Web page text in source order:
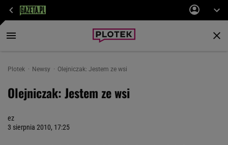
Plotek Newsy Olejniczak: Jestem ze wsi
Olejniczak: Jestem ze wsi
ez
3 sierpnia 2010, 17:25